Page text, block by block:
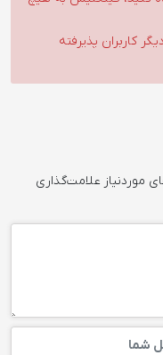
کاربران پذیرفته
موردنیاز علامت‌گذاری